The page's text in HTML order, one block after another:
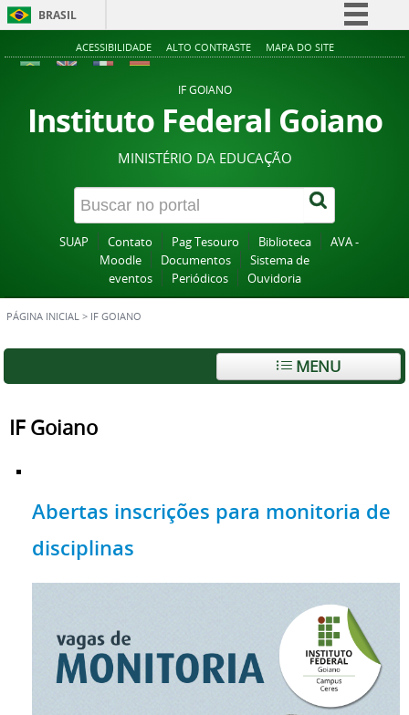
BRASIL
Simplifique!
Acesso à informação
Legislação
Canais
ACESSIBILIDADE ALTO CONTRASTE MAPA DO SITE
IF GOIANO
Instituto Federal Goiano
MINISTÉRIO DA EDUCAÇÃO
SUAP Contato Pag Tesouro Biblioteca
AVA -
Moodle
Documentos
Sistema de
eventos
Periódicos Ouvidoria
PÁGINA INICIAL > IF GOIANO
MENU
IF Goiano
Abertas inscrições para monitoria de
disciplinas